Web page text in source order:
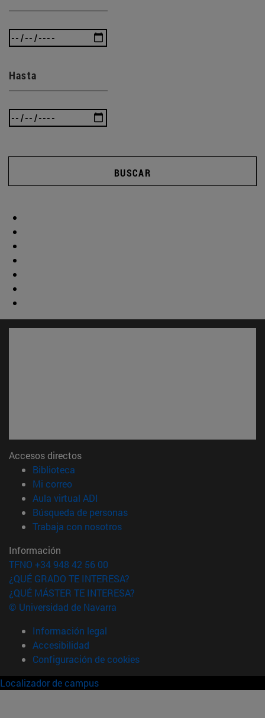
Hasta
BUSCAR
Accesos directos
Biblioteca
Mi correo(abre en nueva ventana)
Aula virtual ADI
Búsqueda de personas(abre en nueva ventana)
Trabaja con nosotros(abre en nueva ventana)
Información
TFNO +34 948 42 56 00
¿QUÉ GRADO TE INTERESA?
¿QUÉ MÁSTER TE INTERESA?
© Universidad de Navarra
Información legal
Accesibilidad
Configuración de cookies
Localizador de campus